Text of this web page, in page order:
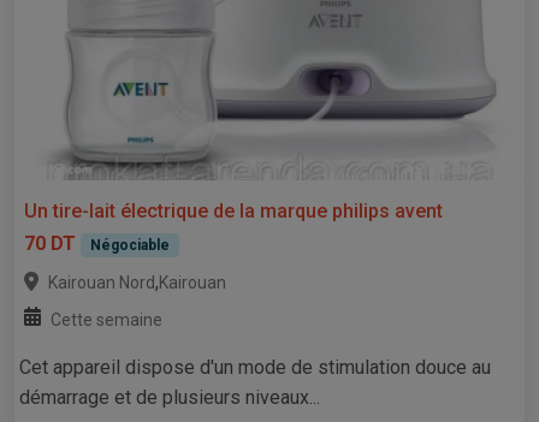
Un tire-lait électrique de la marque philips avent
70 DT
Négociable
Kairouan Nord,Kairouan
Cette semaine
Cet appareil dispose d'un mode de stimulation douce au
démarrage et de plusieurs niveaux...